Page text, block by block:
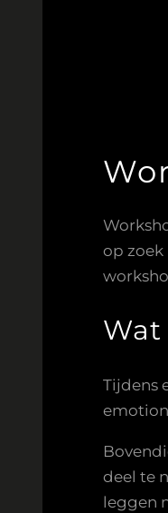
op
Tijdens
deel te
leggen